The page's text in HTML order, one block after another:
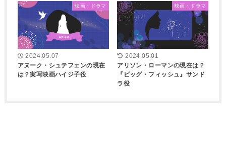
映画・ドラマ
2024.05.07
アヌーク・シュテフェンの現在
は？実写映画ハイジ子役
映画・ドラマ
2024.05.01
アリソン・ローマンの現在は？
『ビッグ・フィッシュ』サンド
ラ役